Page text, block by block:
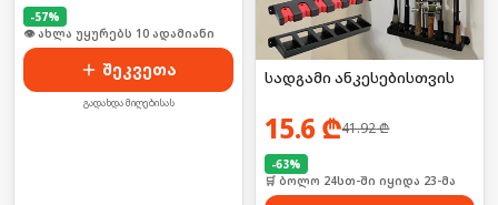
-57%
🛒 ბოლო 24სთ-ში იყიდა 17-მა
შეკვეთა
გადახდა მიღებისას
სადგამი ანკესებისთვის
15.6 ₾41.92₾
-63%
🛒 ბოლო 24სთ-ში იყიდა 23-მა